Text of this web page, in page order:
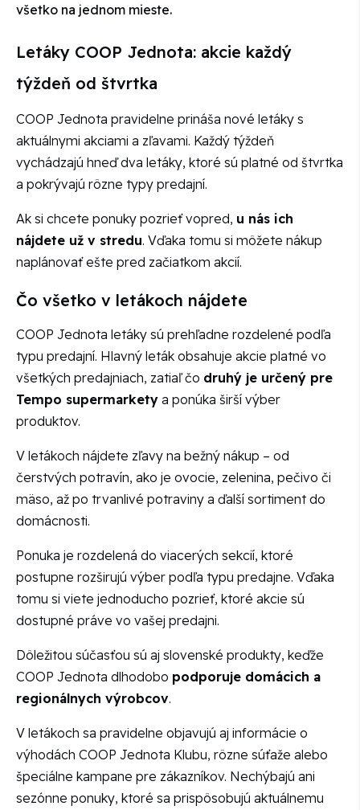
všetko na jednom mieste.
Letáky COOP Jednota: akcie každý
týždeň od štvrtka
COOP Jednota pravidelne prináša nové letáky s
aktuálnymi akciami a zľavami. Každý týždeň
vychádzajú hneď dva letáky, ktoré sú platné od štvrtka
a pokrývajú rôzne typy predajní.
Ak si chcete ponuky pozrieť vopred, u nás ich
nájdete už v stredu. Vďaka tomu si môžete nákup
naplánovať ešte pred začiatkom akcií.
Čo všetko v letákoch nájdete
COOP Jednota letáky sú prehľadne rozdelené podľa
typu predajní. Hlavný leták obsahuje akcie platné vo
všetkých predajniach, zatiaľ čo druhý je určený pre
Tempo supermarkety a ponúka širší výber
produktov.
V letákoch nájdete zľavy na bežný nákup – od
čerstvých potravín, ako je ovocie, zelenina, pečivo či
mäso, až po trvanlivé potraviny a ďalší sortiment do
domácnosti.
Ponuka je rozdelená do viacerých sekcií, ktoré
postupne rozširujú výber podľa typu predajne. Vďaka
tomu si viete jednoducho pozrieť, ktoré akcie sú
dostupné práve vo vašej predajni.
Dôležitou súčasťou sú aj slovenské produkty, keďže
COOP Jednota dlhodobo podporuje domácich a
regionálnych výrobcov.
V letákoch sa pravidelne objavujú aj informácie o
výhodách COOP Jednota Klubu, rôzne súťaže alebo
špeciálne kampane pre zákazníkov. Nechýbajú ani
sezónne ponuky, ktoré sa prispôsobujú aktuálnemu